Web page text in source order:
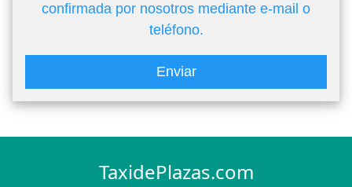
confirmada por nosotros mediante e-mail o
teléfono.
Enviar
TaxidePlazas.com